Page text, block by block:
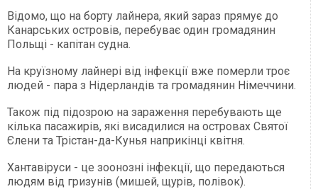
Відомо, що на борту лайнера, який зараз прямує до
Канарських островів, перебуває один громадянин
Польщі - капітан судна.
На круїзному лайнері від інфекції вже померли троє
людей - пара з Нідерландів та громадянин Німеччини.
Також під підозрою на зараження перебувають ще
кілька пасажирів, які висадилися на островах Святої
Єлени та Трістан-да-Кунья наприкінці квітня.
Хантавіруси - це зоонозні інфекції, що передаються
людям від гризунів (мишей, щурів, полівок).